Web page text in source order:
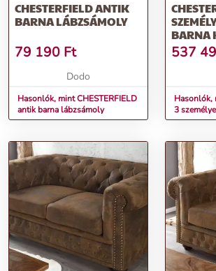
CHESTERFIELD ANTIK
BARNA LÁBZSÁMOLY
79 190 Ft
Dodo
Hasonlók, mint CHESTERFIELD
antik barna lábzsámoly
BARNA
537
Hasonlók,
3